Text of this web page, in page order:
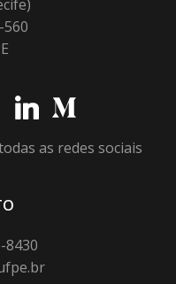
560
as redes sociais
8430